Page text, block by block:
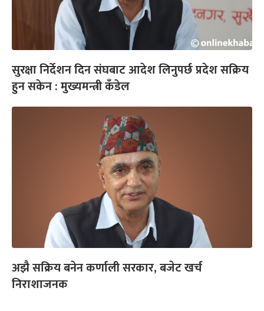
सुरक्षा निर्देशन दिन संघबाट आदेश लिनुपर्छ प्रदेश सक्रिय
हुन सकेन : मुख्यमन्त्री कँडेल
अझै सक्रिय बनेन कर्णाली सरकार, बजेट खर्च
निराशाजनक